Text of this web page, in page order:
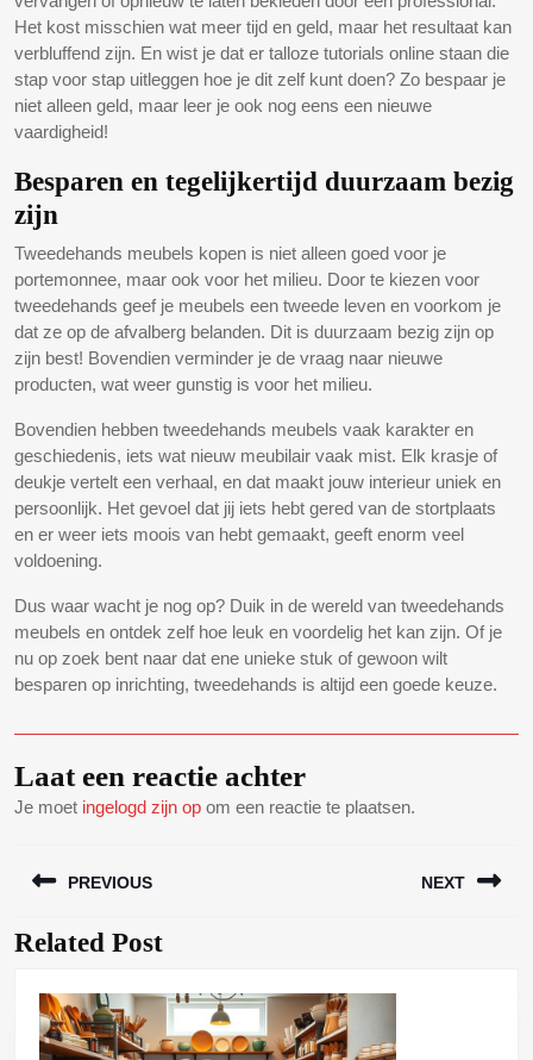
Het kost misschien wat meer tijd en geld, maar het resultaat kan
verbluffend zijn. En wist je dat er talloze tutorials online staan die
stap voor stap uitleggen hoe je dit zelf kunt doen? Zo bespaar je
niet alleen geld, maar leer je ook nog eens een nieuwe
vaardigheid!
Besparen en tegelijkertijd duurzaam bezig
zijn
Tweedehands meubels kopen is niet alleen goed voor je
portemonnee, maar ook voor het milieu. Door te kiezen voor
tweedehands geef je meubels een tweede leven en voorkom je
dat ze op de afvalberg belanden. Dit is duurzaam bezig zijn op
zijn best! Bovendien verminder je de vraag naar nieuwe
producten, wat weer gunstig is voor het milieu.
Bovendien hebben tweedehands meubels vaak karakter en
geschiedenis, iets wat nieuw meubilair vaak mist. Elk krasje of
deukje vertelt een verhaal, en dat maakt jouw interieur uniek en
persoonlijk. Het gevoel dat jij iets hebt gered van de stortplaats
en er weer iets moois van hebt gemaakt, geeft enorm veel
voldoening.
Dus waar wacht je nog op? Duik in de wereld van tweedehands
meubels en ontdek zelf hoe leuk en voordelig het kan zijn. Of je
nu op zoek bent naar dat ene unieke stuk of gewoon wilt
besparen op inrichting, tweedehands is altijd een goede keuze.
Laat een reactie achter
Je moet ingelogd zijn op om een reactie te plaatsen.
navigatie
PREVIOUS
Vorig
NEXT
Related Post